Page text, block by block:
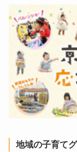
地域の子育て